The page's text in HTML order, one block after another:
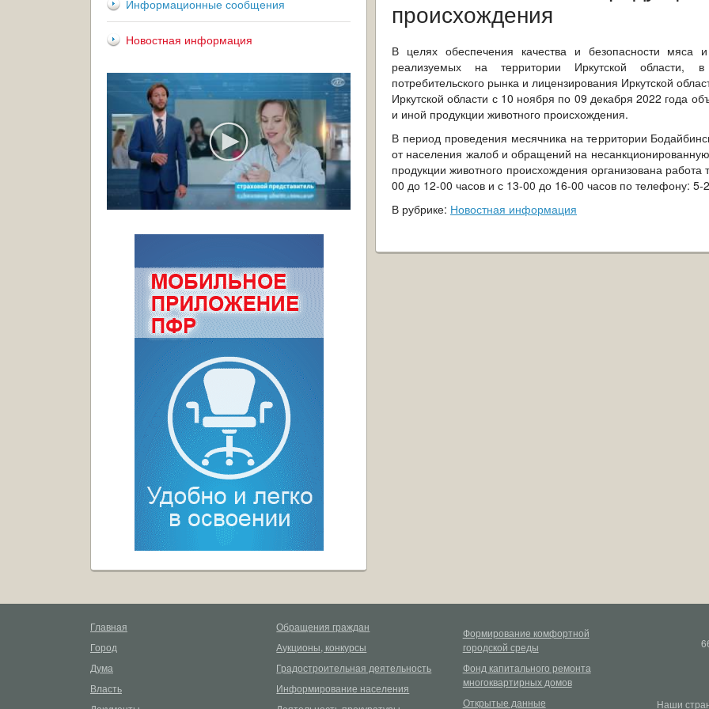
Информационные сообщения
Новостная информация
происхождения
В целях обеспечения качества и безопасности мяса
реализуемых на территории Иркутской области,
потребительского рынка и лицензирования Иркутской
Иркутской области с 10 ноября по 09 декабря 2022 года
и иной продукции животного происхождения.
В период проведения месячника на территории
от населения жалоб и обращений на
продукции животного происхождения организована
00 до 12-00 часов и с 13-00 до 16-00 часов по телефону:
В рубрике: Новостная информация
Главная
Город
Дума
Власть
Обращения граждан
Аукционы, конкурсы
Градостроительная деятельность
Информирование населения
Формирование комфортной
городской среды
Фонд капитального ремонта
многоквартирных домов
Открытые данные
Наши